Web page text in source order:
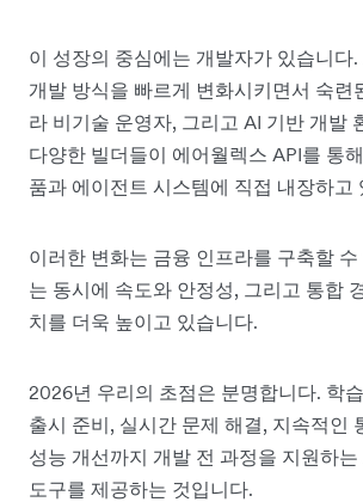
이 성장의 중심에는 개발자가 있습니다
개발 방식을 빠르게 변화시키면서 숙련
라 비기술 운영자, 그리고 AI 기반 개발
다양한 빌더들이 에어월렉스 API를 통
품과 에이전트 시스템에 직접 내장하고
이러한 변화는 금융 인프라를 구축할
는 동시에 속도와 안정성, 그리고 통합
치를 더욱 높이고 있습니다.
2026년 우리의 초점은 분명합니다. 학
출시 준비, 실시간 문제 해결, 지속적인
성능 개선까지 개발 전 과정을 지원하
도구를 제공하는 것입니다.